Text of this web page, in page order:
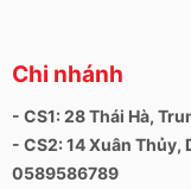
Chi nhánh
- CS1: 28 Thái Hà,
- CS2: 14 Xuân Thủy,
0589586789